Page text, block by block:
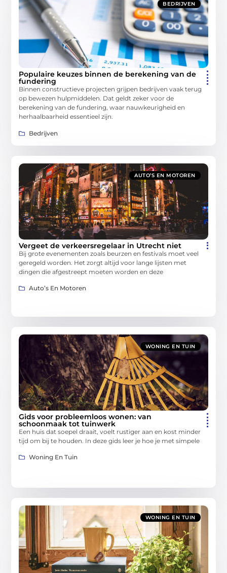
BEDRIJVEN
Populaire keuzes binnen de berekening van de
fundering
Binnen constructieve projecten grijpen bedrijven vaak terug
op bewezen hulpmiddelen. Dat geldt zeker voor de
berekening van de fundering, waar nauwkeurigheid en
herhaalbaarheid essentieel zijn.
Bedrijven
AUTO’S EN MOTOREN
Vergeet de verkeersregelaar in Utrecht niet
Bij grote evenementen zoals beurzen en festivals moet veel
geregeld worden. Het zorgt altijd voor lange lijsten met
dingen die afgestreept moeten worden en deze
Auto’s En Motoren
WONING EN TUIN
Gids voor probleemloos wonen: van
schoonmaak tot tuinwerk
Een huis dat soepel draait, voelt rustiger aan en kost minder
tijd om bij te houden. In deze gids leer je hoe je met simpele
Woning En Tuin
WONING EN TUIN